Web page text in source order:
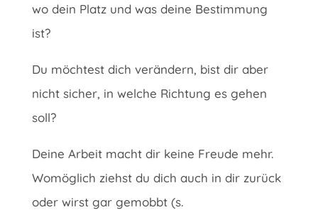
wo dein Platz und was deine Bestimmung
ist?
Du möchtest dich verändern, bist dir aber
nicht sicher, in welche Richtung es gehen
soll?
Deine Arbeit macht dir keine Freude mehr.
Womöglich ziehst du dich auch in dir zurück
oder wirst gar gemobbt (s.